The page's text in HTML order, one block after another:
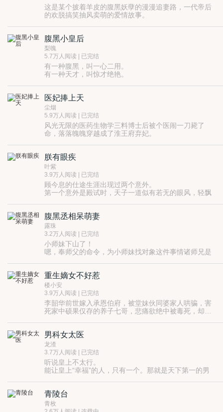
这是某个披着羊皮的腹黑妖孽的漫漫追妻路，一代帝后
的欢脱搞笑抽风卖萌的爱情故事。
腹黑小皇后
梨魄
5.7万人阅读 | 已完结
有一种腹黑，叫一心二用。
有一种天才，叫惊才绝艳。
某娘娘笑眯眯，托腮望：阿喂，你们妄议本宫的是非，
不怕掉脑袋、诛九族吗？
医妃捧上天
尘烟
5.9万人阅读 | 已完结
风光无限的医药生物学三料博士后被个医闹一刀毙了
命，落落魄魄穿越成了淮王府弃妃。
身怀绝世医术，救人被误会，不救人等着砍头，日子从
未这么憋屈过！
“咱俩三观不对、八字不合，勉强在一起不会幸福！”
“女人，是你使诈逼迫本王娶的你，现在主意一变又要和
离，有那么便宜的事吗？”
朕有眼疾
叶紫
3.9万人阅读 | 已完结
顾今息的仕途生涯出现过两个意外。
第一个意外是殿试时，天子一道似有若无的眼风，轻飘
帝忍不住了，忽地龙袍一晃，天子大大方方地走下了四
步，相当靠近地扫了顾今息一眼。臣子全都僵住，为何
皇帝今朝有点点龙阳了？
第二个意外，翌日圣旨下来，顾探花官袍走马时，被红
艳艳的绣花球给砸中了。
一般情况下，丢绣球的总是大家闺秀。可惜这次不同，
这次砸的是当朝第一公主。
顾今息抱住大绣球，有点欲哭无泪的样子。这，这，
这，这皇家兄妹都有点病。
于是乎，公主爱，皇帝宠的新一代之驸马爷，横空诞生
了。
腹黑丞相呆萌妻
露珠
3.2万人阅读 | 已完结
小师妹下山了！
嗯，奉师父的命令，为小师妹找对象这件事情诸师兄是
自好且手握大权的丞相身上。
巧的是当今丞相奉少帝的命令抛绣球征婚啦！
于是诸师兄从此就将自家懵懂的师妹给送上了一条不归
路！
许久以后当丞相大张旗鼓的领着迎亲队伍来求娶小师
妹，他们才后悔不已。
说好的高贵清雅洁身自好呢？
简直就是一只扮作猪的狐狸把自家的好白菜给拱了！
这是一个呆萌小师妹在诸师兄的神助攻下，拿下精明腹
黑丞相的故事。
重生嫡女不好惹
楼小安
3.9万人阅读 | 已完结
李韶华前世嫁入承恩伯府，被堂妹伙同婆家人哄骗，害
死家中硕果仅存的养子七哥，悲痛欲绝中被毒死，却意
哥。
只是人也踩了，仇也报了，但刷七哥的好感似乎刷过头
了。
七哥温润一笑：“华儿果然是喜欢我的，既然这样，华儿
嫁我可好？”
男科女太医
龙渣
3.7万人阅读 | 已完结
听说皇上不太行。
能让皇上“幸福”的人，只有一个。那就是天下第一的男
无奈之下，她只能扮成男装大佬，冒死入职太医院。
没想到那个傲娇皇上竟然不配合治疗？！
纪戎一路与傲娇皇上斗智斗勇，最后却斗到了皇上的寝
青陵台
青枚